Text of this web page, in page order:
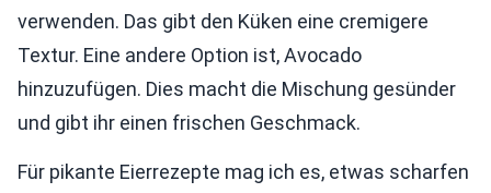
verwenden. Das gibt den Küken eine cremigere
Textur. Eine andere Option ist, Avocado
hinzuzufügen. Dies macht die Mischung gesünder
und gibt ihr einen frischen Geschmack.
Für pikante Eierrezepte mag ich es, etwas scharfen